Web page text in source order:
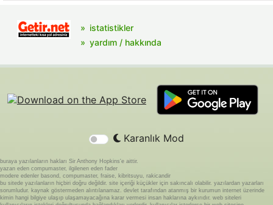
istatistikler
yardım / hakkında
Karanlık Mod
buraya yazılanların hakları Sir Anthony Hopkins'e aittir.
yazan eden compumaster, ilgilenen eden fader
modere edenler basond, compumaster, fraise, kibritsuyu, rakicandir
bu sitede yazılanların hiçbiri doğru değildir. site içeriği küçükler için sakıncalı olabilir. yazılardan yazarları
sorumludur. kaynak göstermeden alıntılanamaz. devlet tarafından atanmış bir kurumun internet üzerinde
kimin hangi bilgiye ulaşıp ulaşamayacağına karar vermesi insan haklarına aykırıdır. web siteleri